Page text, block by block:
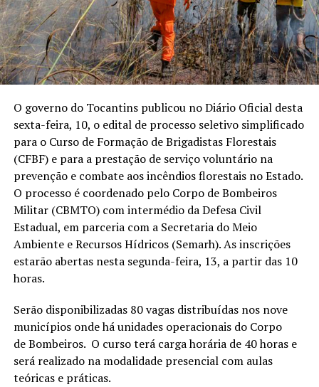
O governo do Tocantins publicou no Diário Oficial desta
sexta-feira, 10, o edital de processo seletivo simplificado
para o Curso de Formação de Brigadistas Florestais
(CFBF) e para a prestação de serviço voluntário na
prevenção e combate aos incêndios florestais no Estado.
O processo é coordenado pelo Corpo de Bombeiros
Militar (CBMTO) com intermédio da Defesa Civil
Estadual, em parceria com a Secretaria do Meio
Ambiente e Recursos Hídricos (Semarh). As inscrições
estarão abertas nesta segunda-feira, 13, a partir das 10
horas.
Serão disponibilizadas 80 vagas distribuídas nos nove
municípios onde há unidades operacionais do Corpo
de Bombeiros. O curso terá carga horária de 40 horas e
será realizado na modalidade presencial com aulas
teóricas e práticas.